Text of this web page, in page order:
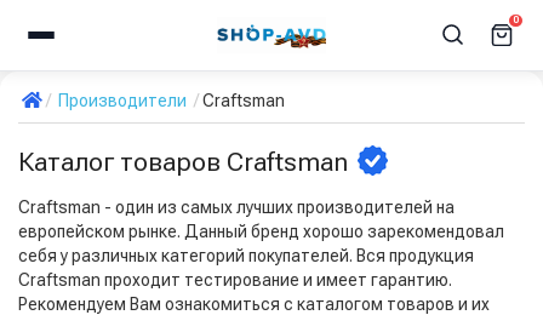
0
Производители Craftsman
Каталог товаров Craftsman
Craftsman - один из самых лучших производителей на
европейском рынке. Данный бренд хорошо зарекомендовал
себя у различных категорий покупателей. Вся продукция
Craftsman проходит тестирование и имеет гарантию.
Рекомендуем Вам ознакомиться с каталогом товаров и их